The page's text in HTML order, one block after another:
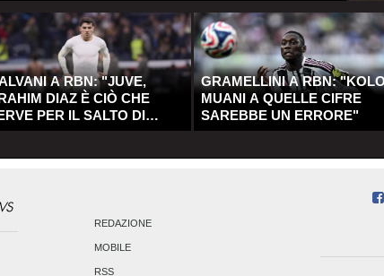
A RBN: "JUVE,
DIAZ È CIÒ CHE
PER IL SALTO DI
GRAMELLINI A RBN:
MUANI A QUELLE CIFRE
SAREBBE UN ERRORE"
REDAZIONE
MOBILE
RSS